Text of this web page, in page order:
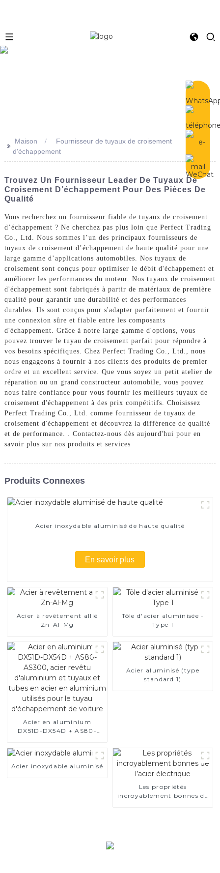
>> Maison
Fournisseur de tuyaux de croisement
d'échappement
Trouvez Un Fournisseur Leader De Tuyaux De
Croisement D’échappement Pour Des Pièces De
Qualité
Vous recherchez un fournisseur fiable de tuyaux de croisement
d’échappement ? Ne cherchez pas plus loin que Perfect Trading
Co., Ltd. Nous sommes l’un des principaux fournisseurs de
tuyaux de croisement d’échappement de haute qualité pour une
large gamme d’applications automobiles. Nos tuyaux de
croisement sont conçus pour optimiser le débit d'échappement et
améliorer les performances du moteur. Nos tuyaux de croisement
d'échappement sont fabriqués à partir de matériaux de première
qualité pour garantir une durabilité et des performances
durables. Ils sont conçus pour s'adapter parfaitement et fournir
une connexion sûre et fiable entre les composants
d'échappement. Grâce à notre large gamme d'options, vous
pouvez trouver le tuyau de croisement parfait pour répondre à
vos besoins spécifiques. Chez Perfect Trading Co., Ltd., nous
nous engageons à fournir à nos clients des produits de premier
ordre et un excellent service. Que vous soyez un petit atelier de
réparation ou un grand constructeur automobile, vous pouvez
nous faire confiance pour vous fournir les meilleurs tuyaux de
croisement d'échappement à des prix compétitifs. Choisissez
Perfect Trading Co., Ltd. comme fournisseur de tuyaux de
croisement d'échappement et découvrez la différence de qualité
et de performance. . Contactez-nous dès aujourd'hui pour en
savoir plus sur nos produits et services
Produits Connexes
Acier inoxydable aluminisé de haute qualité
En savoir plus
Acier à revêtement allié
Zn-Al-Mg
Tôle d'acier aluminisée -
Type 1
Acier en aluminium
DX51D-DX54D + AS80-
d'aluminium et tuyaux et
tubes en acier en
aluminium utilisés pour le
Acier aluminisé (type
standard 1)
Acier inoxydable aluminisé
Les propriétés
incroyablement bonnes de